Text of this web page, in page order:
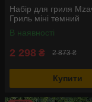
Набір для гриля
Гриль міні темний
В наявності
2 298 ₴ 2 873 ₴
Купити